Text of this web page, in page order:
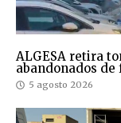
ALGESA retira
abandonados
5 agosto 2026